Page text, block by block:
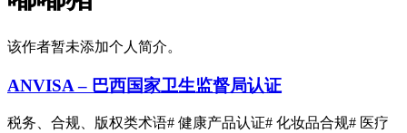
该作者暂未添加个人简介。
ANVISA – 巴西国家卫生监督局认证
税务、合规、版权类术语# 健康产品认证# 化妆品合规# 医疗